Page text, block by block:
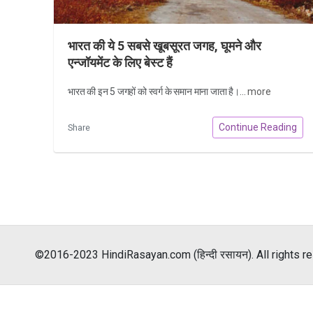
भारत की ये 5 सबसे खूबसूरत जगह, घूमने और
एन्जॉयमेंट के लिए बेस्ट हैं
भारत की इन 5 जगहों को स्वर्ग के समान माना जाता है।...more
Share Continue Reading
©2016-2023 HindiRasayan.com (हिन्दी रसायन). All rights